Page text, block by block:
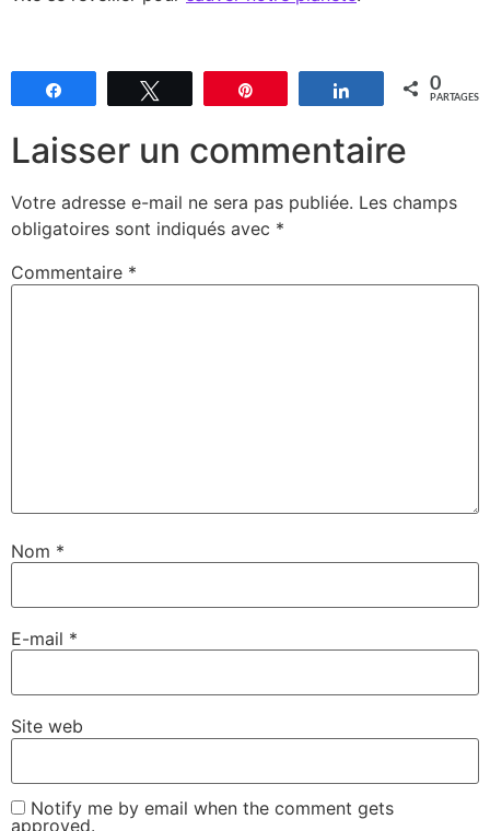
Partagez 0
PARTAGES
Laisser un commentaire
Votre adresse e-mail ne sera pas publiée. Les champs
obligatoires sont indiqués avec *
Commentaire *
Nom *
E-mail *
Site web
Notify me by email when the comment gets
approved.